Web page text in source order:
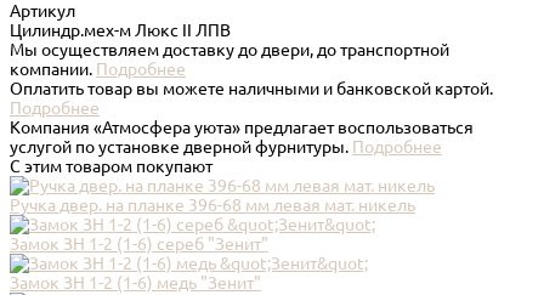
Артикул
Цилиндр.мех-м Люкс II ЛПВ
Мы осуществляем доставку до двери, до транспортной
компании. Подробнее
Оплатить товар вы можете наличными и банковской картой.
Подробнее
Компания «Атмосфера уюта» предлагает воспользоваться
услугой по установке дверной фурнитуры. Подробнее
С этим товаром покупают
Ручка двер. на планке 396-68 мм левая мат. никель
Замок ЗН 1-2 (1-6) сереб "Зенит"
Замок ЗН 1-2 (1-6) медь "Зенит"